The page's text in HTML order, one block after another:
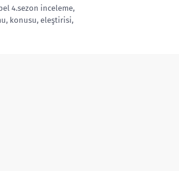
4.sezon inceleme,
konusu, eleştirisi,
ile ilgili